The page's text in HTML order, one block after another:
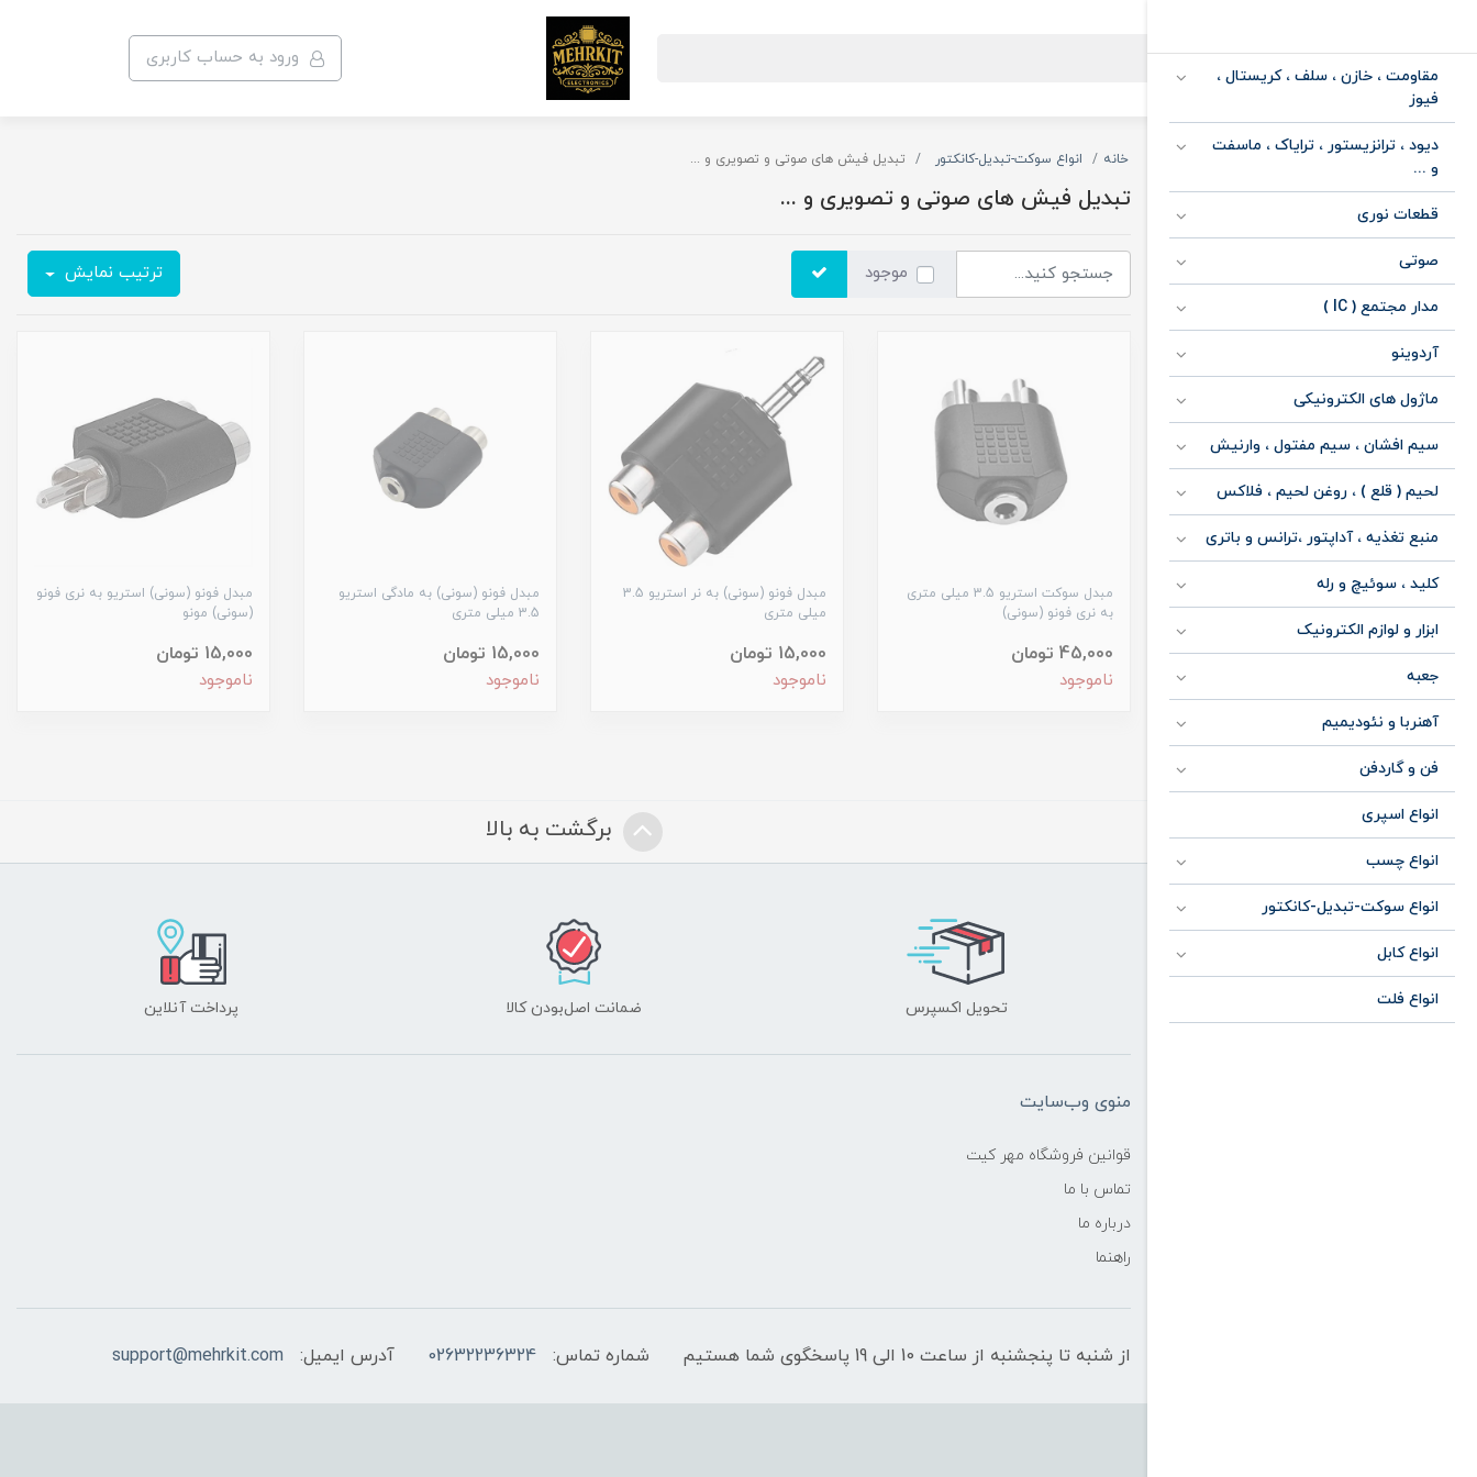
ورود به حساب کاربری
مقاومت ، خازن ، سلف ، کریستال ،
فیوز
دیود ، ترانزیستور ، ترایاک ، ماسفت
و ...
قطعات نوری
صوتی
مدار مجتمع ( IC )
آردوینو
ماژول های الکترونیکی
سیم افشان ، سیم مفتول ، وارنیش
لحیم ( قلع ) ، روغن لحیم ، فلاکس
منبع تغذیه ، آداپتور ،ترانس و باتری
کلید ، سوئیچ و رله
ابزار و لوازم الکترونیک
جعبه
آهنربا و نئودیمیم
فن و گاردفن
انواع اسپری
انواع چسب
انواع سوکت-تبدیل-کانکتور
انواع کابل
انواع فلت
خانه انواع سوکت-تبدیل-کانکتور تبدیل فیش های صوتی و تصویری و ...
تبدیل فیش های صوتی و تصویری و ...
موجود ترتیب نمایش
مبدل سوکت استریو 3.5 میلی متری
به نری فونو (سونی)
45,000 تومان
ناموجود
مبدل فونو (سونی) به نر استریو 3.5
میلی متری
15,000 تومان
ناموجود
مبدل فونو (سونی) به مادگی استریو
3.5 میلی متری
15,000 تومان
ناموجود
مبدل فونو (سونی) استریو به نری فونو
(سونی) مونو
15,000 تومان
ناموجود
برگشت به بالا
تحویل اکسپرس ضمانت اصل‌بودن کالا پرداخت آنلاین
منوی وب‌سایت
قوانین فروشگاه مهر کیت
تماس با ما
درباره ما
راهنما
از شنبه تا پنجشنبه از ساعت 10 الی 19 پاسخگوی شما هستیم شماره تماس: 02632236324 آدرس ایمیل: support@mehrkit.com